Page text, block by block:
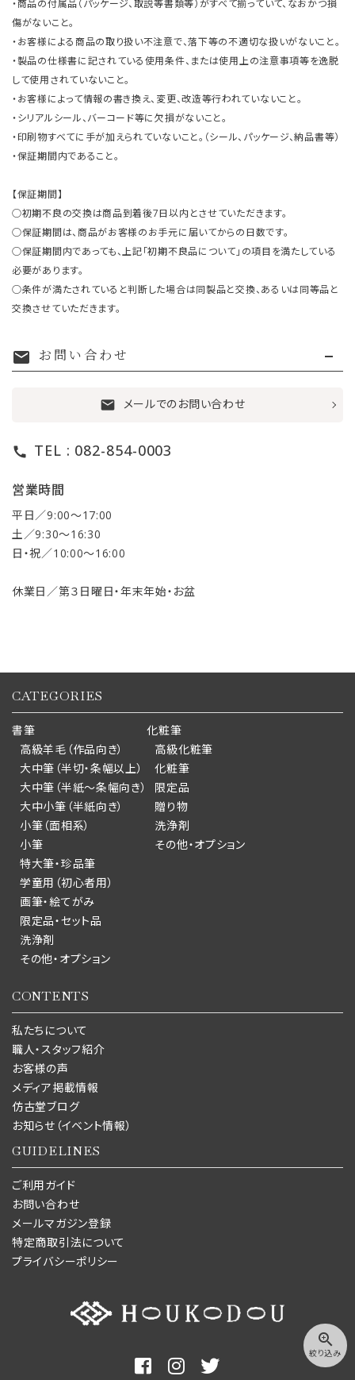
zoom_in
絞り込み
・商品の付属品（パッケージ、取説等書類等）がすべて揃っていて、なおかつ損
傷がないこと。
・お客様による商品の取り扱い不注意で、落下等の不適切な扱いがないこと。
・製品の仕様書に記されている使用条件、または使用上の注意事項等を逸脱
して使用されていないこと。
・お客様によって情報の書き換え、変更、改造等行われていないこと。
・シリアルシール、バーコード等に欠損がないこと。
・印刷物すべてに手が加えられていないこと。（シール、パッケージ、納品書等）
・保証期間内であること。
【保証期間】
○初期不良の交換は商品到着後7日以内とさせていただきます。
○保証期間は、商品がお客様のお手元に届いてからの日数です。
○保証期間内であっても、上記「初期不良品について」の項目を満たしている
必要があります。
○条件が満たされていると判断した場合は同製品と交換、あるいは同等品と
交換させていただきます。
mail お問い合わせ
mail メールでのお問い合わせ
call TEL : 082-854-0003
営業時間
平日／9:00〜17:00
土／9:30〜16:30
日・祝／10:00〜16:00
休業日／第３日曜日・年末年始・お盆
CATEGORIES
書筆
高級羊毛（作品向き）
大中筆（半切・条幅以上）
大中筆（半紙～条幅向き）
大中小筆（半紙向き）
小筆（面相系）
小筆
特大筆・珍品筆
学童用（初心者用）
画筆・絵てがみ
限定品・セット品
洗浄剤
その他・オプション
化粧筆
高級化粧筆
化粧筆
限定品
贈り物
洗浄剤
その他・オプション
CONTENTS
私たちについて
職人・スタッフ紹介
お客様の声
メディア掲載情報
仿古堂ブログ
お知らせ（イベント情報）
GUIDELINES
ご利用ガイド
お問い合わせ
メールマガジン登録
特定商取引法について
プライバシーポリシー